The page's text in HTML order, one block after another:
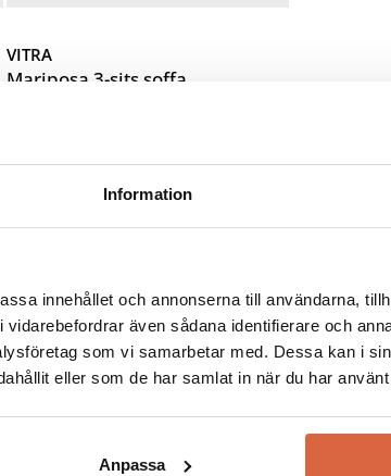
Information
innehållet och annonserna till användarna,
även sådana identifierare och
som vi samarbetar med. Dessa kan i
eller som de har samlat in när du har
Anpassa
VITRA
Mariposa 3-sits soffa